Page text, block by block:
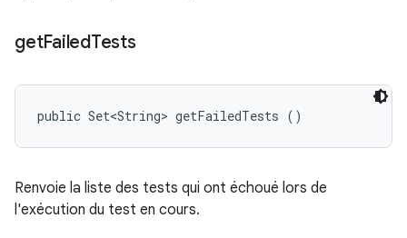
getFailedTests
public Set<String> getFailedTests ()
Renvoie la liste des tests qui ont échoué lors de
l'exécution du test en cours.